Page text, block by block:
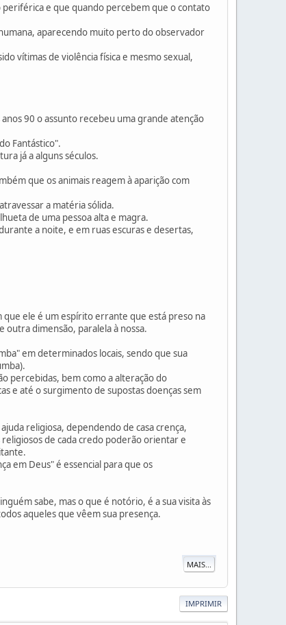
e que quando percebem que o contato
aparecendo muito perto do observador
vítimas de violência física e mesmo sexual,
90 o assunto recebeu uma grande atenção
Fantástico".
já a alguns séculos.
que os animais reagem à aparição com
a matéria sólida.
de uma pessoa alta e magra.
a noite, e em ruas escuras e desertas,
ele é um espírito errante que está preso na
dimensão, paralela à nossa.
em determinados locais, sendo que sua
percebidas, bem como a alteração do
e até o surgimento de supostas doenças sem
religiosa, dependendo de casa crença,
de cada credo poderão orientar e
em Deus" é essencial para que os
sabe, mas o que é notório, é a sua visita às
aqueles que vêem sua presença.
MAIS...
IMPRIMIR